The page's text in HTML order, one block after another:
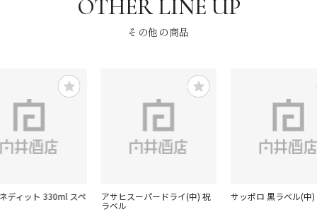
その他の商品
ディット 330ml スペ アサヒスーパードライ(中) 祝
ラベル
サッポロ 黒ラベル(中)